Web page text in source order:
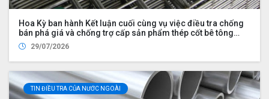
Hoa Kỳ ban hành Kết luận cuối cùng vụ việc điều tra chống
bán phá giá và chống trợ cấp sản phẩm thép cốt bê tông
nhập khẩu từ Việt Nam
29/07/2026
TIN ĐIỀU TRA CỦA NƯỚC NGOÀI